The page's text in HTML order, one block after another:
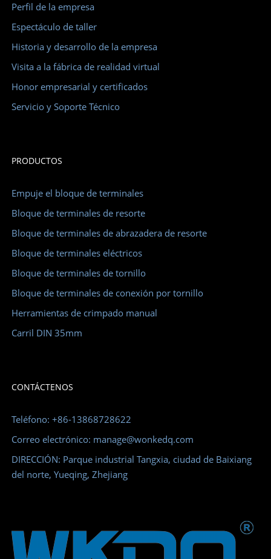
Perfil de la empresa
Espectáculo de taller
Historia y desarrollo de la empresa
Visita a la fábrica de realidad virtual
Honor empresarial y certificados
Servicio y Soporte Técnico
PRODUCTOS
Empuje el bloque de terminales
Bloque de terminales de resorte
Bloque de terminales de abrazadera de resorte
Bloque de terminales eléctricos
Bloque de terminales de tornillo
Bloque de terminales de conexión por tornillo
Herramientas de crimpado manual
Carril DIN 35mm
CONTÁCTENOS
Teléfono: +86-13868728622
Correo electrónico: manage@wonkedq.com
DIRECCIÓN: Parque industrial Tangxia, ciudad de Baixiang
del norte, Yueqing, Zhejiang